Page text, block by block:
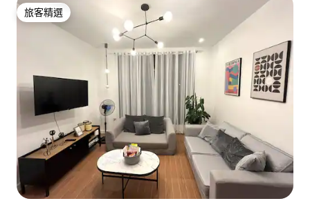
旅客精選
旅客精選